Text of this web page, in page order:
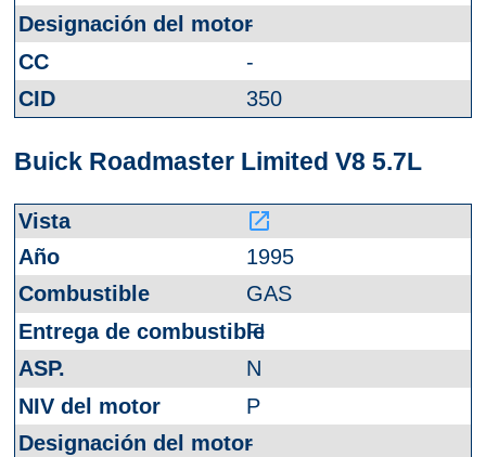
-
-
350
Buick Roadmaster Limited V8 5.7L
launch
1995
GAS
FI
N
P
-